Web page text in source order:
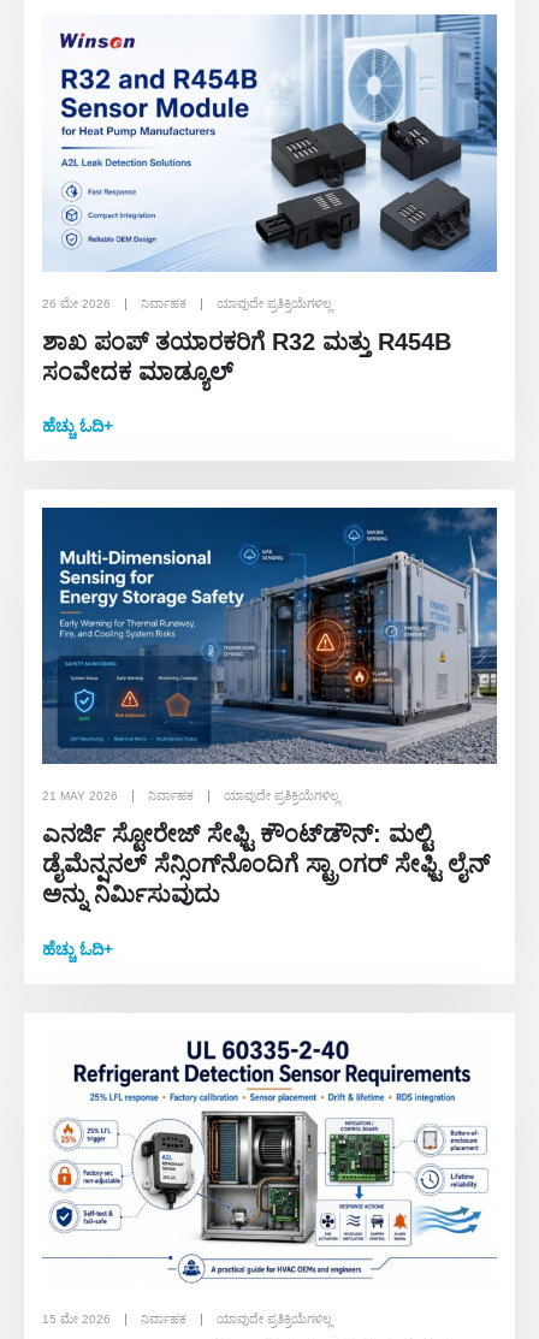
26 ಮೇ 2026 ನಿರ್ವಾಹಕ ಯಾವುದೇ ಪ್ರತಿಕ್ರಿಯೆಗಳಿಲ್ಲ
ಶಾಖ ಪಂಪ್ ತಯಾರಕರಿಗೆ R32 ಮತ್ತು R454B
ಸಂವೇದಕ ಮಾಡ್ಯೂಲ್
ಹೆಚ್ಚು ಓದಿ+
21 MAY 2026 ನಿರ್ವಾಹಕ ಯಾವುದೇ ಪ್ರತಿಕ್ರಿಯೆಗಳಿಲ್ಲ
ಎನರ್ಜಿ ಸ್ಟೋರೇಜ್ ಸೇಫ್ಟಿ ಕೌಂಟ್‌ಡೌನ್: ಮಲ್ಟಿ
ಡೈಮೆನ್ಷನಲ್ ಸೆನ್ಸಿಂಗ್‌ನೊಂದಿಗೆ ಸ್ಟ್ರಾಂಗರ್ ಸೇಫ್ಟಿ ಲೈನ್
ಅನ್ನು ನಿರ್ಮಿಸುವುದು
ಹೆಚ್ಚು ಓದಿ+
15 ಮೇ 2026 ನಿರ್ವಾಹಕ ಯಾವುದೇ ಪ್ರತಿಕ್ರಿಯೆಗಳಿಲ್ಲ